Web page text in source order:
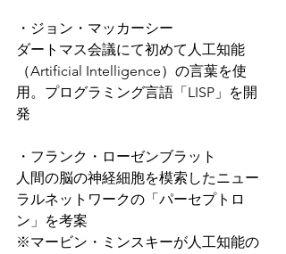
・ジョン・マッカーシー
ダートマス会議にて初めて人工知能
（Artificial Intelligence）の言葉を使
用。プログラミング言語「LISP」を開
発
・フランク・ローゼンブラット
人間の脳の神経細胞を模索したニュー
ラルネットワークの「パーセプトロ
ン」を考案
※マービン・ミンスキーが人工知能の